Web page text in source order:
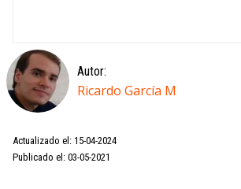
Autor:
Ricardo García M
Actualizado el: 15-04-2024
Publicado el: 03-05-2021